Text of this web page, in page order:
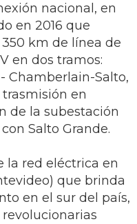
nacional, en
en 2016 que
km de línea de
en dos tramos:
Chamberlain-Salto,
en
de la subestación
Salto Grande.
la red eléctrica en
que brinda
en el sur del país,